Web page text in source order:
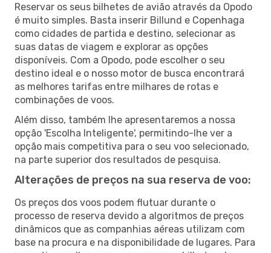
Reservar os seus bilhetes de avião através da Opodo
é muito simples. Basta inserir Billund e Copenhaga
como cidades de partida e destino, selecionar as
suas datas de viagem e explorar as opções
disponíveis. Com a Opodo, pode escolher o seu
destino ideal e o nosso motor de busca encontrará
as melhores tarifas entre milhares de rotas e
combinações de voos.
Além disso, também lhe apresentaremos a nossa
opção 'Escolha Inteligente', permitindo-lhe ver a
opção mais competitiva para o seu voo selecionado,
na parte superior dos resultados de pesquisa.
Alterações de preços na sua reserva de voo:
Os preços dos voos podem flutuar durante o
processo de reserva devido a algoritmos de preços
dinâmicos que as companhias aéreas utilizam com
base na procura e na disponibilidade de lugares. Para